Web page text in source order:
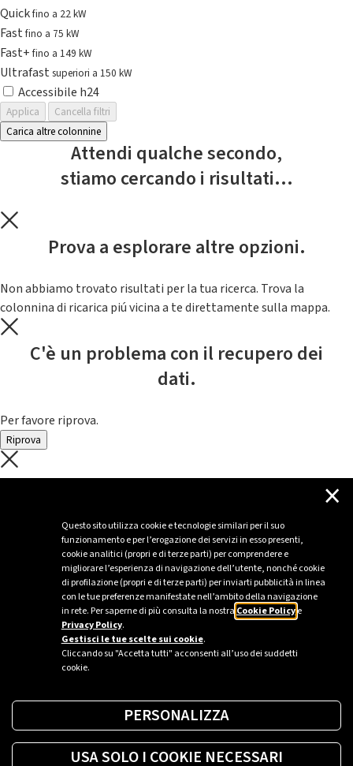
Questo sito utilizza cookie e tecnologie similari per il suo
funzionamento e per l’erogazione dei servizi in esso presenti,
cookie analitici (propri e di terze parti) per comprendere e
migliorare l’esperienza di navigazione dell’utente, nonché cookie
di profilazione (propri e di terze parti) per inviarti pubblicità in linea
con le tue preferenze manifestate nell’ambito della navigazione
in rete. Per saperne di più consulta la nostra Cookie Policye
Privacy Policy.
Gestisci le tue scelte sui cookie.
Cliccando su "Accetta tutti" acconsenti all’uso dei suddetti
cookie.
×
PERSONALIZZA
USA SOLO I COOKIE NECESSARI
Quickfino a 22 kW
Fastfino a 75 kW
Fast+fino a 149 kW
Ultrafast superiori a 150 kW
Accessibile h24
Applica
Cancella filtri
Carica altre colonnine
Attendi qualche secondo,
stiamo cercando i risultati...
Prova a esplorare altre opzioni.
Non abbiamo trovato risultati per la tua ricerca. Trova la
colonnina di ricarica piú vicina a te direttamente sulla mappa.
C'è un problema con il recupero dei
dati.
Per favore riprova.
Riprova
C'è un problema con il recupero dei
Per favore riprova piú tardi
Sei un’azienda o una PA?
Trova la soluzione più giusta per te.
Richiedi una colonnina